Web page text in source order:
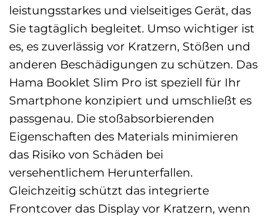
leistungsstarkes und vielseitiges Gerät, das
Sie tagtäglich begleitet. Umso wichtiger ist
es, es zuverlässig vor Kratzern, Stößen und
anderen Beschädigungen zu schützen. Das
Hama Booklet Slim Pro ist speziell für Ihr
Smartphone konzipiert und umschließt es
passgenau. Die stoßabsorbierenden
Eigenschaften des Materials minimieren
das Risiko von Schäden bei
versehentlichem Herunterfallen.
Gleichzeitig schützt das integrierte
Frontcover das Display vor Kratzern, wenn